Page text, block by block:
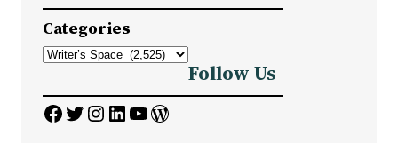
c
h
Categories
Follow Us
Facebook Twitter InstagramLinkedIn YouTube WordPress